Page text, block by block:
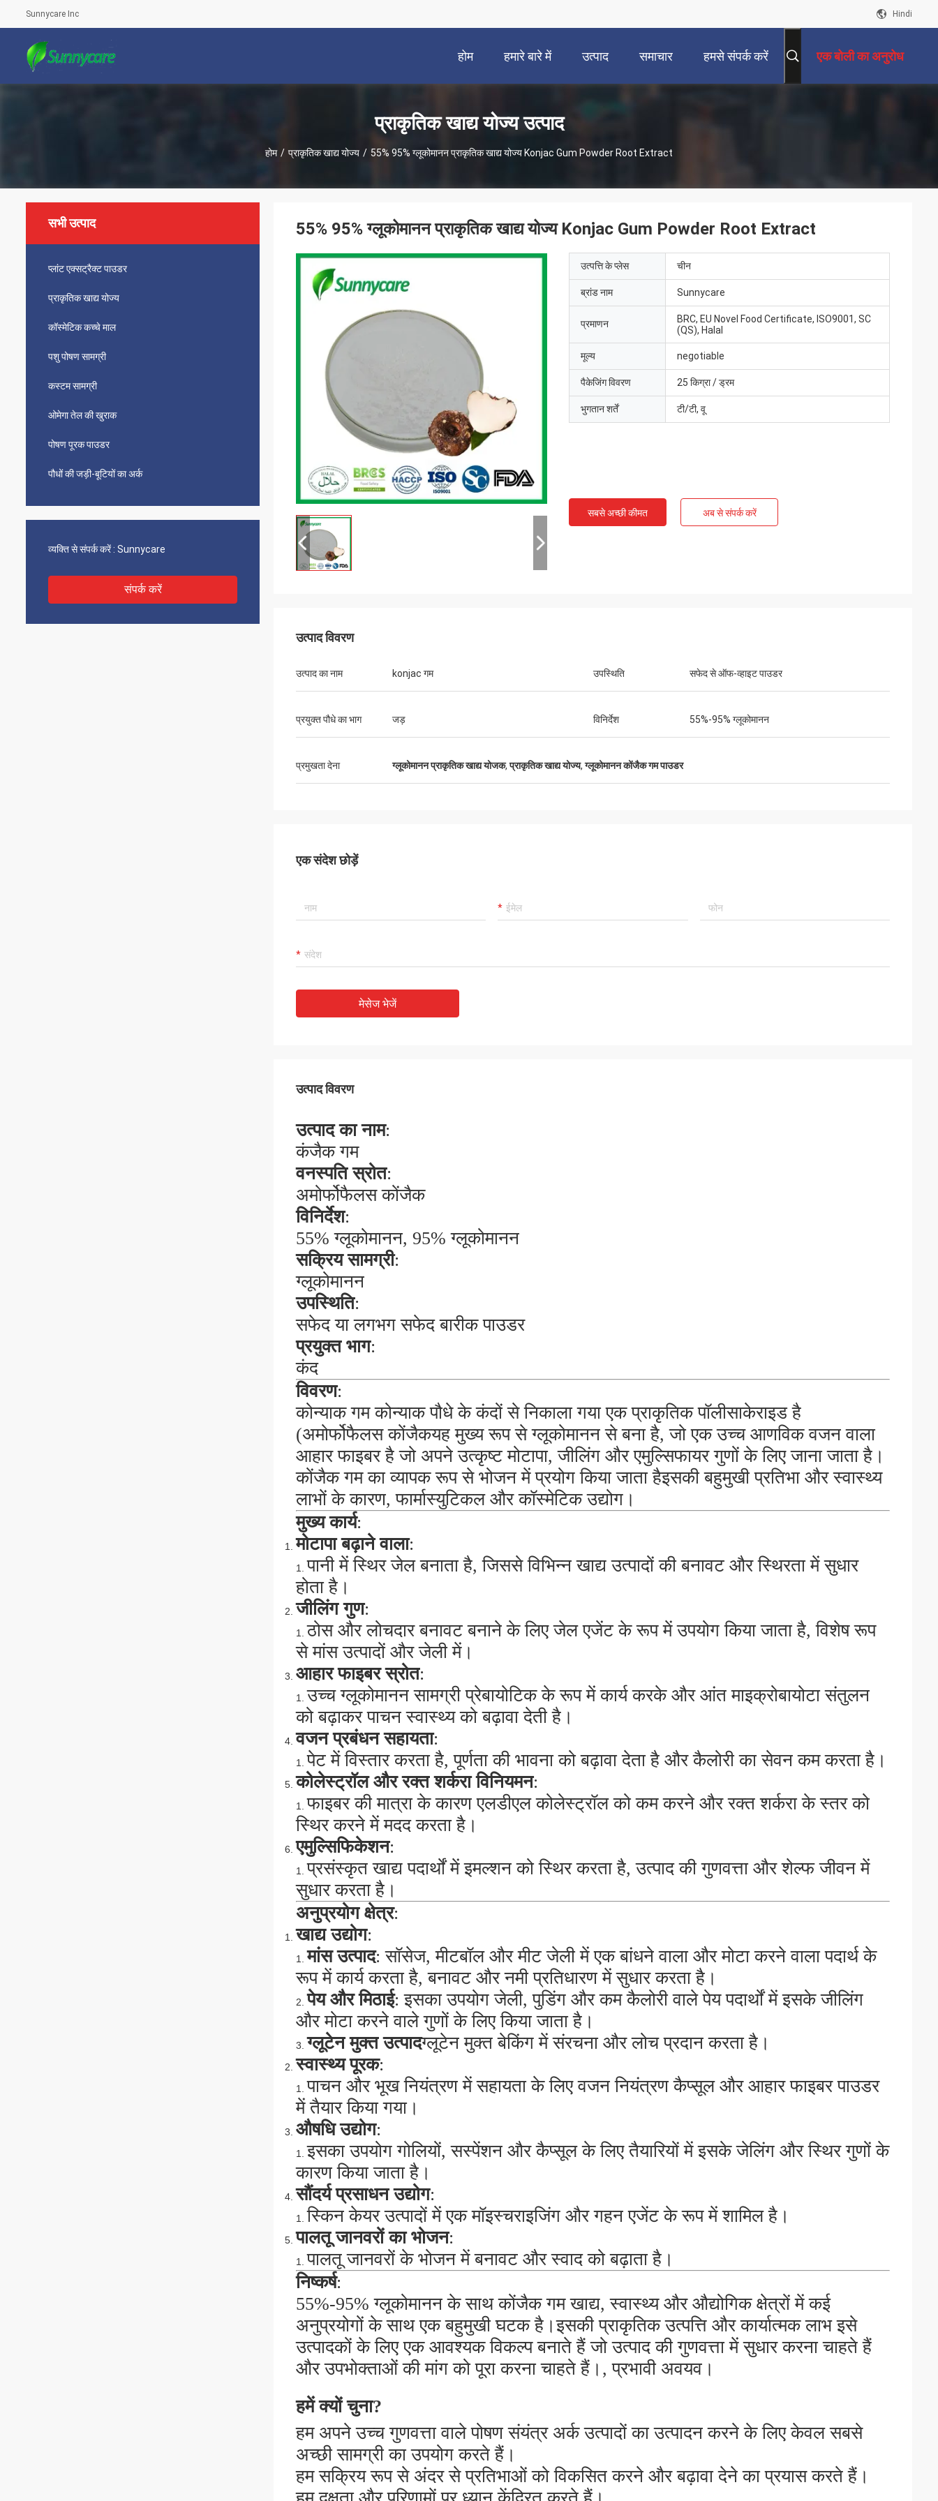
Sunnycare Inc Hindi
होम हमारे बारे में उत्पाद समाचार हमसे संपर्क करें एक बोली का अनुरोध
प्राकृतिक खाद्य योज्य उत्पाद
होम / प्राकृतिक खाद्य योज्य / 55% 95% ग्लूकोमानन प्राकृतिक खाद्य योज्य Konjac Gum Powder Root Extract
सभी उत्पाद
प्लांट एक्सट्रैक्ट पाउडर
प्राकृतिक खाद्य योज्य
कॉस्मेटिक कच्चे माल
पशु पोषण सामग्री
कस्टम सामग्री
ओमेगा तेल की खुराक
पोषण पूरक पाउडर
पौधों की जड़ी-बूटियों का अर्क
व्यक्ति से संपर्क करें : Sunnycare
संपर्क करें
55% 95% ग्लूकोमानन प्राकृतिक खाद्य योज्य Konjac Gum Powder Root Extract
उत्पत्ति के प्लेस चीन
ब्रांड नाम Sunnycare
प्रमाणन
BRC, EU Novel Food Certificate, ISO9001, SC
(QS), Halal
मूल्य negotiable
पैकेजिंग विवरण 25 किग्रा / ड्रम
भुगतान शर्तें टी/टी, वू
सबसे अच्छी कीमत अब से संपर्क करें
उत्पाद विवरण
उत्पाद का नाम konjac गम उपस्थिति सफेद से ऑफ-व्हाइट पाउडर
प्रयुक्त पौधे का भाग जड़ विनिर्देश 55%-95% ग्लूकोमानन
प्रमुखता देना ग्लूकोमानन प्राकृतिक खाद्य योजक,प्राकृतिक खाद्य योज्य,ग्लूकोमानन कोंजैक गम पाउडर
एक संदेश छोड़ें
मेसेज भेजें
उत्पाद विवरण
उत्पाद का नाम:
कंजैक गम
वनस्पति स्रोत:
अमोर्फोफैलस कोंजैक
विनिर्देश:
55% ग्लूकोमानन, 95% ग्लूकोमानन
सक्रिय सामग्री:
ग्लूकोमानन
उपस्थिति:
सफेद या लगभग सफेद बारीक पाउडर
प्रयुक्त भाग:
कंद
विवरण:
कोन्याक गम कोन्याक पौधे के कंदों से निकाला गया एक प्राकृतिक पॉलीसाकेराइड है
(अमोर्फोफैलस कोंजैकयह मुख्य रूप से ग्लूकोमानन से बना है, जो एक उच्च आणविक वजन वाला
आहार फाइबर है जो अपने उत्कृष्ट मोटापा, जीलिंग और एमुल्सिफायर गुणों के लिए जाना जाता है।
कोंजैक गम का व्यापक रूप से भोजन में प्रयोग किया जाता हैइसकी बहुमुखी प्रतिभा और स्वास्थ्य
लाभों के कारण, फार्मास्युटिकल और कॉस्मेटिक उद्योग।
मुख्य कार्य:
मोटापा बढ़ाने वाला:
पानी में स्थिर जेल बनाता है, जिससे विभिन्न खाद्य उत्पादों की बनावट और स्थिरता में सुधार
होता है।
जीलिंग गुण:
ठोस और लोचदार बनावट बनाने के लिए जेल एजेंट के रूप में उपयोग किया जाता है, विशेष रूप
से मांस उत्पादों और जेली में।
आहार फाइबर स्रोत:
उच्च ग्लूकोमानन सामग्री प्रेबायोटिक के रूप में कार्य करके और आंत माइक्रोबायोटा संतुलन
को बढ़ाकर पाचन स्वास्थ्य को बढ़ावा देती है।
वजन प्रबंधन सहायता:
पेट में विस्तार करता है, पूर्णता की भावना को बढ़ावा देता है और कैलोरी का सेवन कम करता है।
कोलेस्ट्रॉल और रक्त शर्करा विनियमन:
फाइबर की मात्रा के कारण एलडीएल कोलेस्ट्रॉल को कम करने और रक्त शर्करा के स्तर को
स्थिर करने में मदद करता है।
एमुल्सिफिकेशन:
प्रसंस्कृत खाद्य पदार्थों में इमल्शन को स्थिर करता है, उत्पाद की गुणवत्ता और शेल्फ जीवन में
सुधार करता है।
अनुप्रयोग क्षेत्र:
खाद्य उद्योग:
मांस उत्पाद: सॉसेज, मीटबॉल और मीट जेली में एक बांधने वाला और मोटा करने वाला पदार्थ के
रूप में कार्य करता है, बनावट और नमी प्रतिधारण में सुधार करता है।
पेय और मिठाई: इसका उपयोग जेली, पुडिंग और कम कैलोरी वाले पेय पदार्थों में इसके जीलिंग
और मोटा करने वाले गुणों के लिए किया जाता है।
ग्लूटेन मुक्त उत्पादग्लूटेन मुक्त बेकिंग में संरचना और लोच प्रदान करता है।
स्वास्थ्य पूरक:
पाचन और भूख नियंत्रण में सहायता के लिए वजन नियंत्रण कैप्सूल और आहार फाइबर पाउडर
में तैयार किया गया।
औषधि उद्योग:
इसका उपयोग गोलियों, सस्पेंशन और कैप्सूल के लिए तैयारियों में इसके जेलिंग और स्थिर गुणों के
कारण किया जाता है।
सौंदर्य प्रसाधन उद्योग:
स्किन केयर उत्पादों में एक मॉइस्चराइजिंग और गहन एजेंट के रूप में शामिल है।
पालतू जानवरों का भोजन:
पालतू जानवरों के भोजन में बनावट और स्वाद को बढ़ाता है।
निष्कर्ष:
55%-95% ग्लूकोमानन के साथ कोंजैक गम खाद्य, स्वास्थ्य और औद्योगिक क्षेत्रों में कई
अनुप्रयोगों के साथ एक बहुमुखी घटक है।इसकी प्राकृतिक उत्पत्ति और कार्यात्मक लाभ इसे
उत्पादकों के लिए एक आवश्यक विकल्प बनाते हैं जो उत्पाद की गुणवत्ता में सुधार करना चाहते हैं
और उपभोक्ताओं की मांग को पूरा करना चाहते हैं।, प्रभावी अवयव।
हमें क्यों चुना?
हम अपने उच्च गुणवत्ता वाले पोषण संयंत्र अर्क उत्पादों का उत्पादन करने के लिए केवल सबसे
अच्छी सामग्री का उपयोग करते हैं।
हम सक्रिय रूप से अंदर से प्रतिभाओं को विकसित करने और बढ़ावा देने का प्रयास करते हैं।